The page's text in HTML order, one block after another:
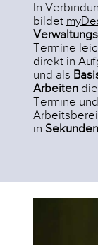
In
bildet
Termine
direkt in
und als
Arbeiten
Termine
in